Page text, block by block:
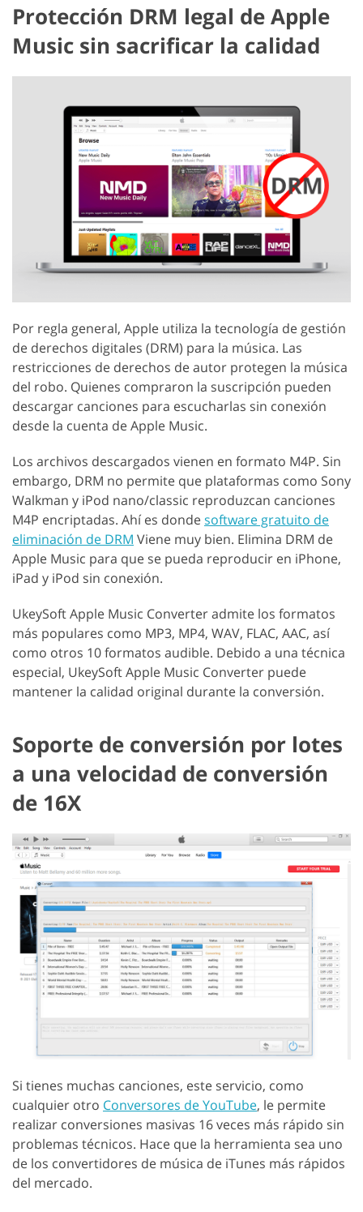
Protección DRM legal de Apple
Music sin sacrificar la calidad
Por regla general, Apple utiliza la tecnología de gestión
de derechos digitales (DRM) para la música. Las
restricciones de derechos de autor protegen la música
del robo. Quienes compraron la suscripción pueden
descargar canciones para escucharlas sin conexión
desde la cuenta de Apple Music.
Los archivos descargados vienen en formato M4P. Sin
embargo, DRM no permite que plataformas como Sony
Walkman y iPod nano/classic reproduzcan canciones
M4P encriptadas. Ahí es dondesoftware gratuito de
eliminación de DRM Viene muy bien. Elimina DRM de
Apple Music para que se pueda reproducir en iPhone,
iPad y iPod sin conexión.
UkeySoft Apple Music Converter admite los formatos
más populares como MP3, MP4, WAV, FLAC, AAC, así
como otros 10 formatos audible. Debido a una técnica
especial, UkeySoft Apple Music Converter puede
mantener la calidad original durante la conversión.
Soporte de conversión por lotes
a una velocidad de conversión
de 16X
Si tienes muchas canciones, este servicio, como
cualquier otro Conversores de YouTube, le permite
realizar conversiones masivas 16 veces más rápido sin
problemas técnicos. Hace que la herramienta sea uno
de los convertidores de música de iTunes más rápidos
del mercado.